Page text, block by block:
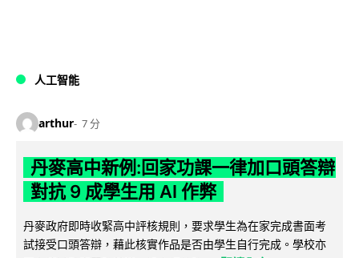
人工智能
arthur 7 分
丹麥高中新例:回家功課一律加口頭答辯
對抗 9 成學生用 AI 作弊
丹麥政府即時收緊高中評核規則，要求學生為在家完成書面考
試接受口頭答辯，藉此核實作品是否由學生自行完成。學校亦